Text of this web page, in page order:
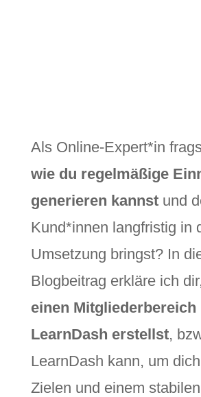
Als Online-Expert*in
wie du regelmäßige
generieren kannstund
Kund*innen langfristig in
Umsetzung bringst? In
Blogbeitrag erkläre ich dir,
einen Mitgliederbereich
LearnDash erstellst,
LearnDash kann, um
Zielen und einem stabilen